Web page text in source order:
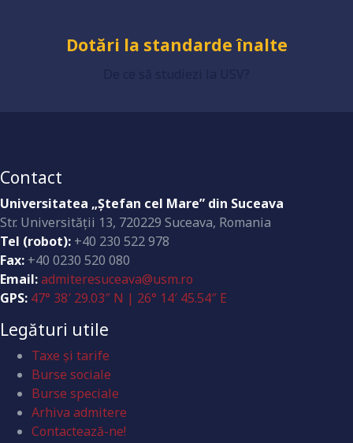
Dotări la standarde înalte
Contact
Universitatea „Ştefan cel Mare” din Suceava
Str. Universităţii 13, 720229 Suceava, Romania
Tel (robot): +40 230 522 978
Fax: +40 0230 520 080
Email:admiteresuceava@usm.ro
GPS: 47° 38′ 29.03″ N | 26° 14′ 45.54″ E
Legături utile
Taxe și tarife
Burse sociale
Burse speciale
Arhiva admitere
Contactează-ne!